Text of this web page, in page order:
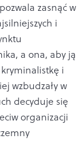
zasnąć w
i
a ona, aby ją
i
wzbudzały w
decyduje się
organizacji